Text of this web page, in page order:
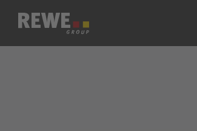
Zum Inhalt springen